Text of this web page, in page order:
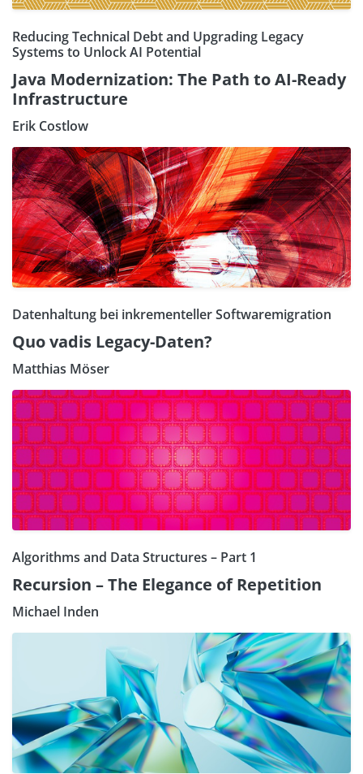
Reducing Technical Debt and Upgrading Legacy
Systems to Unlock AI Potential
Java Modernization: The Path to AI-Ready
Infrastructure
Erik Costlow
Datenhaltung bei inkrementeller Softwaremigration
Quo vadis Legacy-Daten?
Matthias Möser
Algorithms and Data Structures – Part 1
Recursion – The Elegance of Repetition
Michael Inden